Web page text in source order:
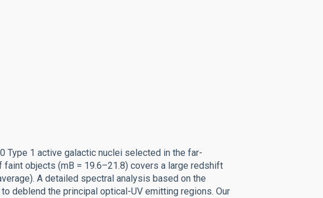
1 active galactic nuclei selected in the far-
faint objects (mB = 19.6–21.8) covers a large redshift
A detailed spectral analysis based on the
deblend the principal optical-UV emitting regions. Our